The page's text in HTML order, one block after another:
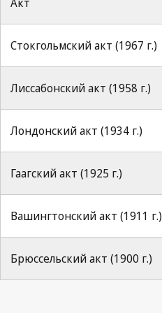
Стокгольмский акт (1967 г.)
Лиссабонский акт (1958 г.)
Лондонский акт (1934 г.)
Гаагский акт (1925 г.)
Вашингтонский акт (1911 г.)
Брюссельский акт (1900 г.)